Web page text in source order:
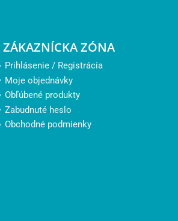
ZÁKAZNÍCKA ZÓNA
Prihlásenie / Registrácia
Moje objednávky
Obľúbené produkty
Zabudnuté heslo
Obchodné podmienky